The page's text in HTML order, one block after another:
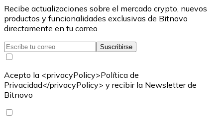
Recibe actualizaciones sobre el mercado crypto, nuevos
productos y funcionalidades exclusivas de Bitnovo
directamente en tu correo.
Suscribirse
Acepto la <privacyPolicy>Política de
Privacidad</privacyPolicy> y recibir la Newsletter de
Bitnovo